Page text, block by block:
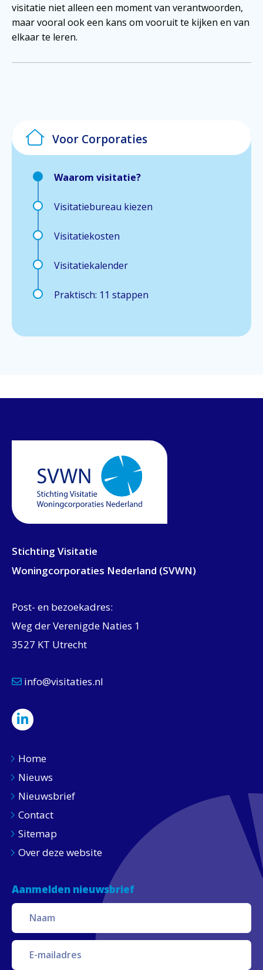
visitatie niet alleen een moment van verantwoorden,
maar vooral ook een kans om vooruit te kijken en van
elkaar te leren.
Voor Corporaties
Waarom visitatie?
Visitatiebureau kiezen
Visitatiekosten
Visitatiekalender
Praktisch: 11 stappen
Stichting Visitatie
Woningcorporaties Nederland (SVWN)
Post- en bezoekadres:
Weg der Verenigde Naties 1
3527 KT Utrecht
info@visitaties.nl
Home
Nieuws
Nieuwsbrief
Contact
Sitemap
Over deze website
Aanmelden nieuwsbrief